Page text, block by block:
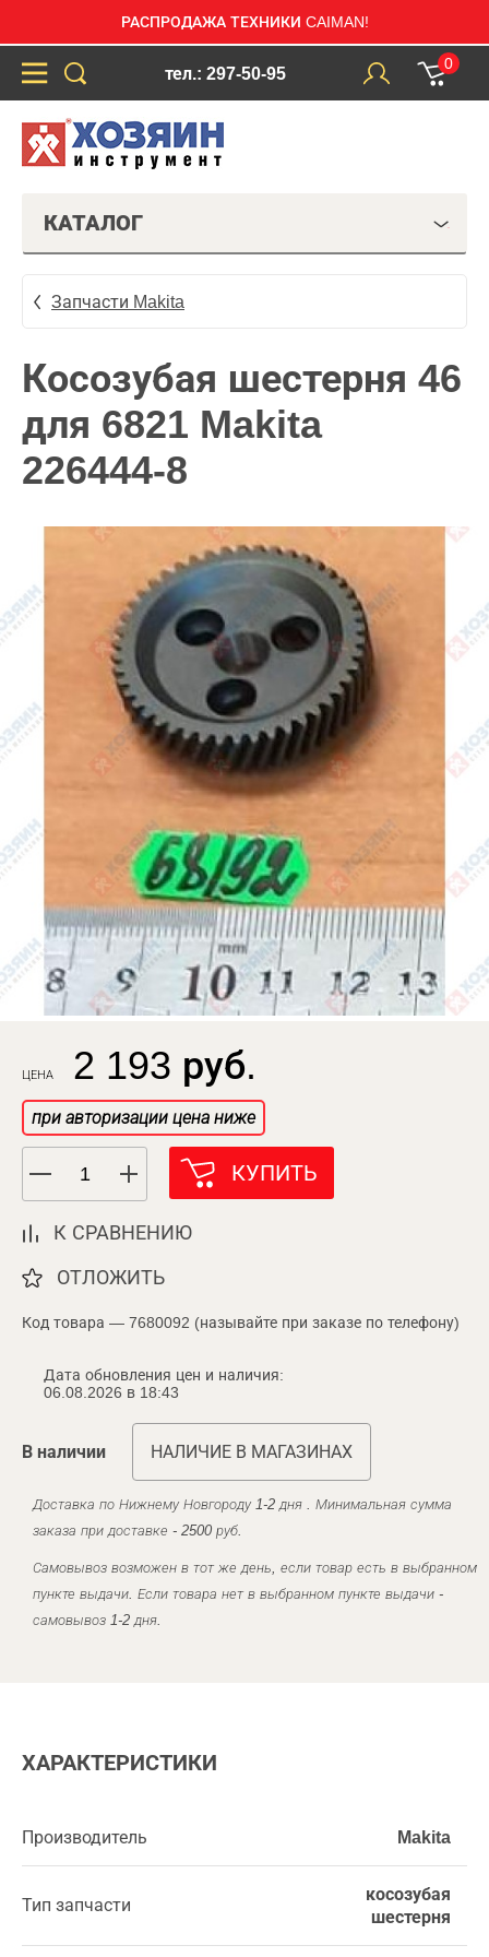
РАСПРОДАЖА ТЕХНИКИ CAIMAN!
тел.: 297-50-95
0
КАТАЛОГ
Запчасти Makita
Косозубая шестерня 46
для 6821 Makita
226444-8
ЦЕНА 2 193 руб.
при авторизации цена ниже
КУПИТЬ
К СРАВНЕНИЮ
ОТЛОЖИТЬ
Код товара — 7680092 (называйте при заказе по телефону)
Дата обновления цен и наличия:
06.08.2026 в 18:43
В наличии НАЛИЧИЕ В МАГАЗИНАХ
Доставка по Нижнему Новгороду 1-2 дня . Минимальная сумма
заказа при доставке - 2500 руб.
Самовывоз возможен в тот же день, если товар есть в выбранном
пункте выдачи. Если товара нет в выбранном пункте выдачи -
самовывоз 1-2 дня.
ХАРАКТЕРИСТИКИ
Производитель Makita
Тип запчасти
косозубая
шестерня